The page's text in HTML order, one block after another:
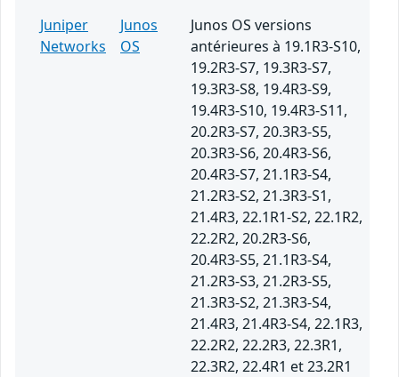
Juniper
Networks
Junos
OS
Junos OS versions
antérieures à 19.1R3-S10,
19.2R3-S7, 19.3R3-S7,
19.3R3-S8, 19.4R3-S9,
19.4R3-S10, 19.4R3-S11,
20.2R3-S7, 20.3R3-S5,
20.3R3-S6, 20.4R3-S6,
20.4R3-S7, 21.1R3-S4,
21.2R3-S2, 21.3R3-S1,
21.4R3, 22.1R1-S2, 22.1R2,
22.2R2, 20.2R3-S6,
20.4R3-S5, 21.1R3-S4,
21.2R3-S3, 21.2R3-S5,
21.3R3-S2, 21.3R3-S4,
21.4R3, 21.4R3-S4, 22.1R3,
22.2R2, 22.2R3, 22.3R1,
22.3R2, 22.4R1 et 23.2R1